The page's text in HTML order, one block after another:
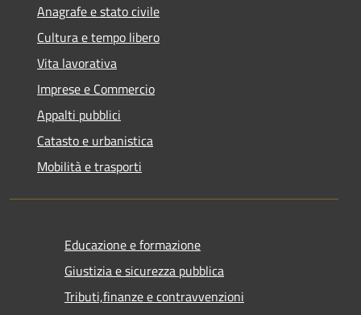
Anagrafe e stato civile
Cultura e tempo libero
Vita lavorativa
Imprese e Commercio
Appalti pubblici
Catasto e urbanistica
Mobilità e trasporti
Educazione e formazione
Giustizia e sicurezza pubblica
Tributi,finanze e contravvenzioni